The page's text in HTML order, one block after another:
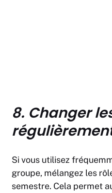
8. Changer
Si vous utilisez
groupe, mélangez les
semestre. Cela permet